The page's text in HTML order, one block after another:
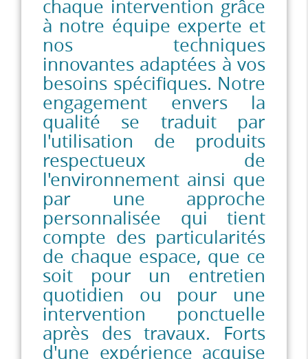
chaque intervention grâce
à notre équipe experte et
nos techniques
innovantes adaptées à vos
besoins spécifiques. Notre
engagement envers la
qualité se traduit par
l'utilisation de produits
respectueux de
l'environnement ainsi que
par une approche
personnalisée qui tient
compte des particularités
de chaque espace, que ce
soit pour un entretien
quotidien ou pour une
intervention ponctuelle
après des travaux. Forts
d'une expérience acquise